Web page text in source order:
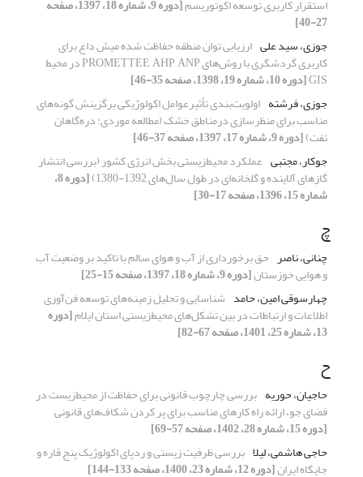
استقرار کاربری توسعه اکوتوریسم [دوره 9، شماره 18، 1397، صفحه
27-40]
جوزی، سید علی ارزیابی توان منطقه حفاظت شده میش داغ برای
کاربری گردشگری با روش‌های PROMETTEE, AHP, ANP در محیط
GIS[دوره 10، شماره 19، 1398، صفحه 35-46]
جوزی، فرشته اولویت‌بندی تأثیرعوامل اکولوژیکی برگزینش گونه‌های
مناسب برای منظرسازی درمناطق خشک (مطالعه موردی: دره‌گاهان
تفت)[دوره 9، شماره 17، 1397، صفحه 37-46]
جوکار، مجتبی عملکرد محیط‌زیستی بخش انرژی کشور (بررسی انتشار
گازهای آلاینده و گلخانه‌ای در طول سال‌های 1392-1380) [دوره 8،
شماره 15، 1396، صفحه 17-30]
چ
چنانی، ناصر حق برخورداری از آب و هوای سالم با تاکید بر وضعیت آب
و هوایی خوزستان[دوره 9، شماره 18، 1397، صفحه 15-25]
چهارسوقی امین، حامد شناسایی و تحلیل زمینه‌های توسعه ‌فن‌آوری
اطلاعات و ارتباطات در بین تشکل‌های محیط‌زیستی استان ایلام[دوره
13، شماره 25، 1401، صفحه 67-82]
ح
حاجیان، حوریه بررسی چارچوب قانونی برای حفاظت از محیط‌زیست در
فضای جو، ارائه راه کارهای مناسب برای پر کردن شکاف‌های قانونی
[دوره 15، شماره 28، 1402، صفحه 57-69]
حاجی هاشمی، لیلا بررسی ظرفیت زیستی و ردپای اکولوژیک پنج قاره و
جایگاه ایران[دوره 12، شماره 23، 1400، صفحه 133-144]